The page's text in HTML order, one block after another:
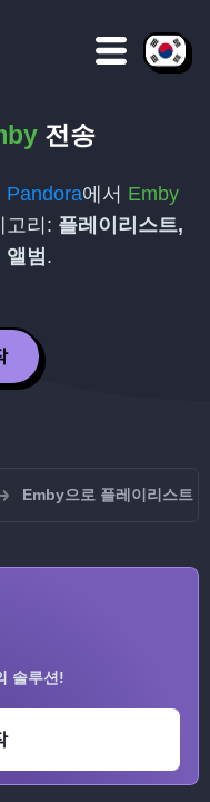
전송
Pandora에서 Emby
고리: 플레이리스트,
범 .
Emby으로 플레이리스트
솔루션!